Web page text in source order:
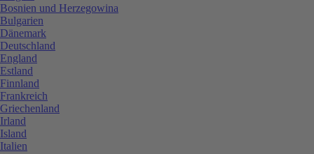
Bosnien und Herzegowina
Bulgarien
Dänemark
Deutschland
England
Estland
Finnland
Frankreich
Griechenland
Irland
Island
Italien